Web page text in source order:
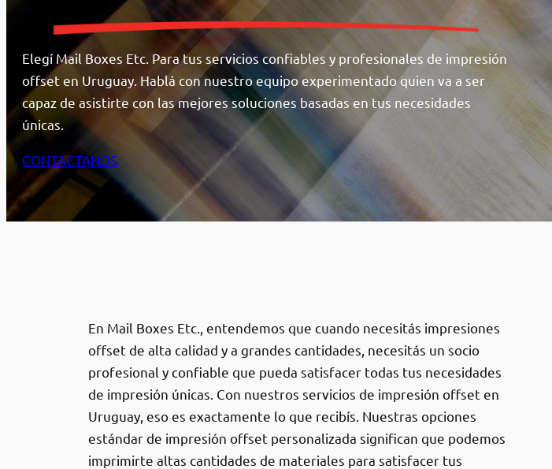
Elegí Mail Boxes Etc. Para tus servicios confiables y profesionales de impresión
offset en Uruguay. Hablá con nuestro equipo experimentado quien va a ser
capaz de asistirte con las mejores soluciones basadas en tus necesidades
únicas.
CONTACTANOS
En Mail Boxes Etc., entendemos que cuando necesitás impresiones
offset de alta calidad y a grandes cantidades, necesitás un socio
profesional y confiable que pueda satisfacer todas tus necesidades
de impresión únicas. Con nuestros servicios de impresión offset en
Uruguay, eso es exactamente lo que recibís. Nuestras opciones
estándar de impresión offset personalizada significan que podemos
imprimirte altas cantidades de materiales para satisfacer tus